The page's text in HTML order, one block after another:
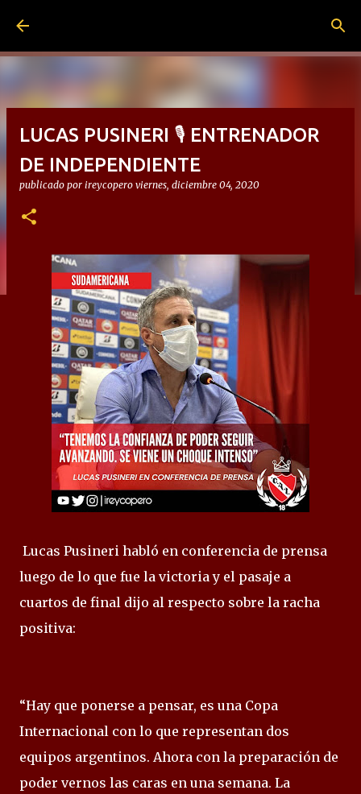
LUCAS PUSINERI 🎙 ENTRENADOR
DE INDEPENDIENTE
publicado por ireycopero viernes, diciembre 04, 2020
Lucas Pusineri habló en conferencia de prensa
luego de lo que fue la victoria y el pasaje a
cuartos de final dijo al respecto sobre la racha
positiva:
“Hay que ponerse a pensar, es una Copa
Internacional con lo que representan dos
equipos argentinos. Ahora con la preparación de
poder vernos las caras en una semana. La